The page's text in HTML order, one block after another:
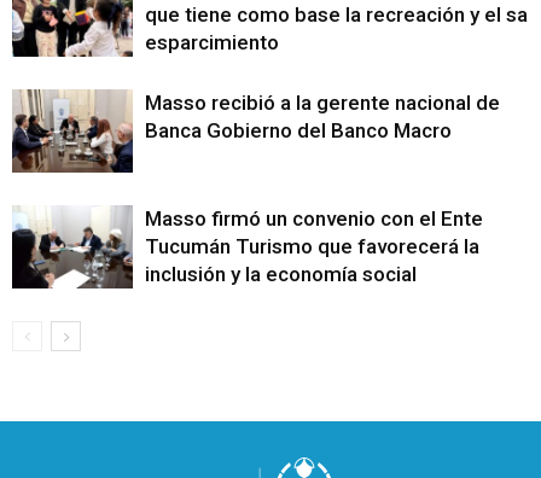
que tiene como base la recreación y el
esparcimiento
Masso recibió a la gerente nacional de
Banca Gobierno del Banco Macro
Masso firmó un convenio con el Ente
Tucumán Turismo que favorecerá la
inclusión y la economía social